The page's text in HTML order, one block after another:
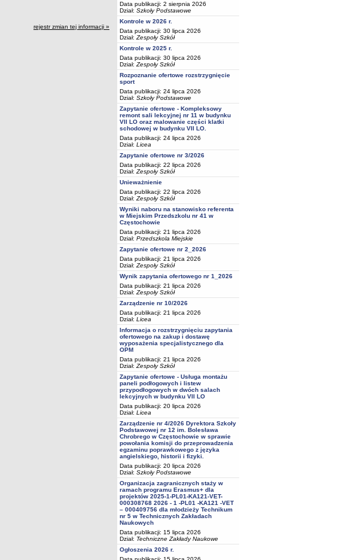
rejestr zmian tej informacji »
Data publikacji: 2 sierpnia 2026
Dział: Szkoły Podstawowe
Kontrole w 2026 r.
Data publikacji: 30 lipca 2026
Dział: Zespoły Szkół
Kontrole w 2025 r.
Data publikacji: 30 lipca 2026
Dział: Zespoły Szkół
Rozpoznanie ofertowe rozstrzygnięcie
sport
Data publikacji: 24 lipca 2026
Dział: Szkoły Podstawowe
Zapytanie ofertowe - Kompleksowy
remont sali lekcyjnej nr 11 w budynku
VII LO oraz malowanie części klatki
schodowej w budynku VII LO.
Data publikacji: 24 lipca 2026
Dział: Licea
Zapytanie ofertowe nr 3/2026
Data publikacji: 22 lipca 2026
Dział: Zespoły Szkół
Unieważnienie
Data publikacji: 22 lipca 2026
Dział: Zespoły Szkół
Wyniki naboru na stanowisko referenta
w Miejskim Przedszkolu nr 41 w
Częstochowie
Data publikacji: 21 lipca 2026
Dział: Przedszkola Miejskie
Zapytanie ofertowe nr 2_2026
Data publikacji: 21 lipca 2026
Dział: Zespoły Szkół
Wynik zapytania ofertowego nr 1_2026
Data publikacji: 21 lipca 2026
Dział: Zespoły Szkół
Zarządzenie nr 10/2026
Data publikacji: 21 lipca 2026
Dział: Licea
Informacja o rozstrzygnięciu zapytania
ofertowego na zakup i dostawę
wyposażenia specjalistycznego dla
OPM
Data publikacji: 21 lipca 2026
Dział: Zespoły Szkół
Zapytanie ofertowe - Usługa montażu
paneli podłogowych i listew
przypodłogowych w dwóch salach
lekcyjnych w budynku VII LO
Data publikacji: 20 lipca 2026
Dział: Licea
Zarządzenie nr 4/2026 Dyrektora Szkoły
Podstawowej nr 12 im. Bolesława
Chrobrego w Częstochowie w sprawie
powołania komisji do przeprowadzenia
egzaminu poprawkowego z języka
angielskiego, historii i fizyki.
Data publikacji: 20 lipca 2026
Dział: Szkoły Podstawowe
Organizacja zagranicznych staży w
ramach programu Erasmus+ dla
projektów 2025-1-PL01-KA121-VET-
000308768 2026 - 1 -PL01 -KA121 -VET
– 000409756 dla młodzieży Technikum
nr 5 w Technicznych Zakładach
Naukowych
Data publikacji: 15 lipca 2026
Dział: Techniczne Zakłady Naukowe
Ogłoszenia 2026 r.